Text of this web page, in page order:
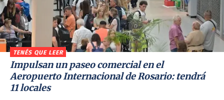
TENÉS QUE LEER
Impulsan un paseo comercial en el
Aeropuerto Internacional de Rosario: tendrá
11 locales